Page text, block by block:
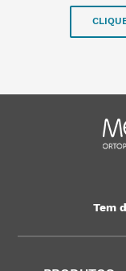
Tem